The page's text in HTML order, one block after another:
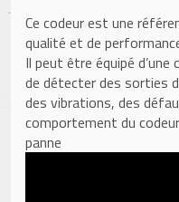
Ce codeur est une
qualité et de
Il peut être équipé
de détecter des sorties
des vibrations, des
comportement du
panne